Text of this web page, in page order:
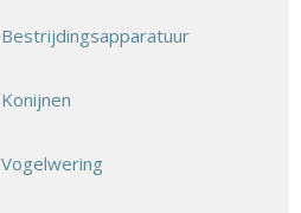
Bestrijdingsapparatuur
Konijnen
Vogelwering